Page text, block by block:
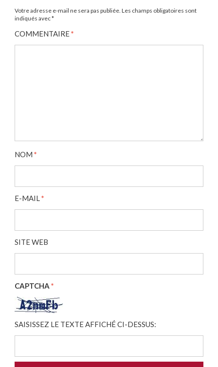
Votre adresse e-mail ne sera pas publiée. Les champs obligatoires sont
indiqués avec*
COMMENTAIRE*
NOM *
E-MAIL*
SITE WEB
CAPTCHA *
SAISISSEZ LE TEXTE AFFICHÉ CI-DESSUS: